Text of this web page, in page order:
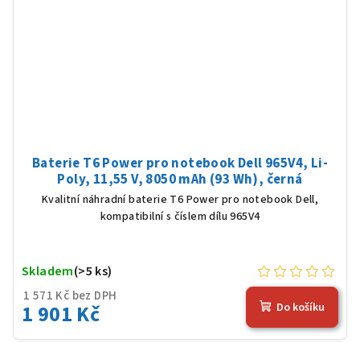
Baterie T6 Power pro notebook Dell 965V4, Li-
Poly, 11,55 V, 8050 mAh (93 Wh), černá
Kvalitní náhradní baterie T6 Power pro notebook Dell,
kompatibilní s číslem dílu 965V4
1 571 Kč bez DPH
1 901 Kč
Skladem(>5 ks)
Do košíku